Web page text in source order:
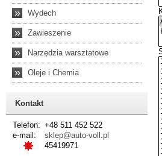
» Wydech
» Zawieszenie
» Narzędzia warsztatowe
» Oleje i Chemia
Kontakt
Telefon: +48 511 452 522
e-mail:
sklep@auto-voll.pl
45419971